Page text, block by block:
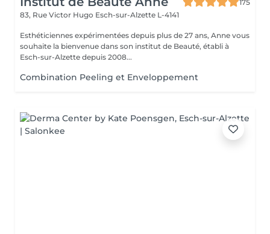
175
83, Rue Victor Hugo Esch-sur-Alzette L-4141
Esthéticiennes expérimentées depuis plus de 27 ans, Anne vous
souhaite la bienvenue dans son institut de Beauté, établi à
Esch-sur-Alzette depuis 2008...
Combination Peeling et Enveloppement